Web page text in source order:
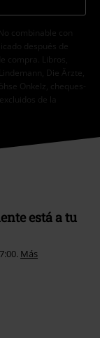
combinable con
después de
compra. Libros,
Die Ärzte,
Onkelz, cheques-
de la
está a tu
Más